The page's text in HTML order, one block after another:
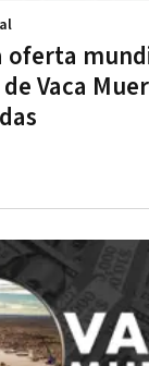
oferta
Vaca